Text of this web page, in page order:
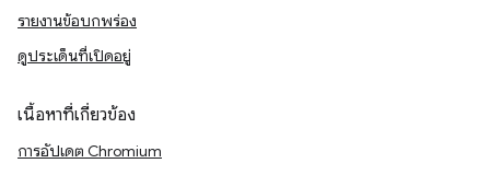
รายงานข้อบกพร่อง
ดูประเด็นที่เปิดอยู่
เนื้อหาที่เกี่ยวข้อง
การอัปเดต Chromium